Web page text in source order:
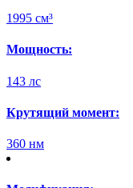
1995 см³
Мощность:
143 лс
Крутящий момент:
360 нм